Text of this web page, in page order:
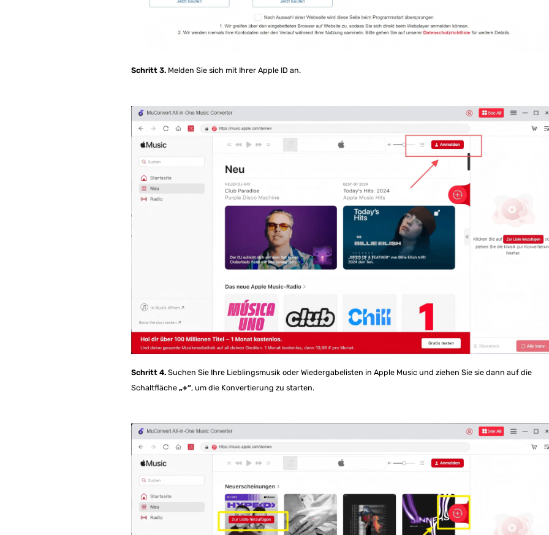
Schritt 3. Melden Sie sich mit Ihrer Apple ID an.
Schritt 4. Suchen Sie Ihre Lieblingsmusik oder Wiedergabelisten in Apple Music und ziehen Sie sie dann auf die
Schaltfläche„+“, um die Konvertierung zu starten.